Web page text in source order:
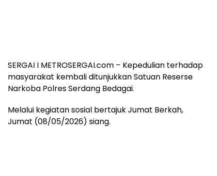
SERGAI I METROSERGAI.com – Kepedulian terhadap
masyarakat kembali ditunjukkan Satuan Reserse
Narkoba Polres Serdang Bedagai.
Melalui kegiatan sosial bertajuk Jumat Berkah,
Jumat (08/05/2026) siang.